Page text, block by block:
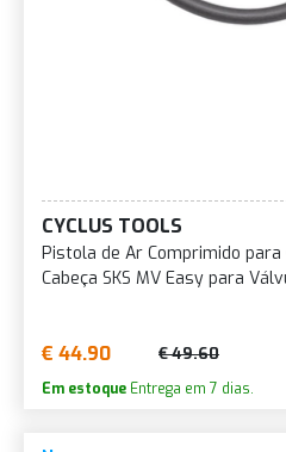
CYCLUS TOOLS
Pistola de Ar Comprimido
Cabeça SKS MV Easy para
€ 44.90 € 49.60
Em estoque Entrega em 7 dias.